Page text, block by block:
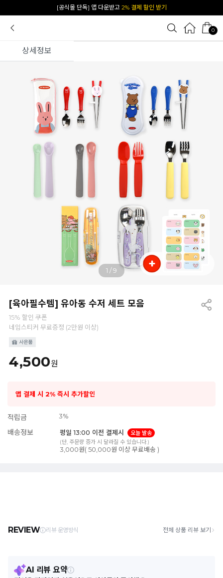
[공식몰 단독] 앱 다운받고 2% 결제 할인 받기
0
상세정보
1 /9
[육아필수템] 유아동 수저 세트 모음
15% 할인 쿠폰
네임스티커 무료증정 (2만원 이상)
4,500원
앱 결제 시 2% 즉시 추가할인
적립금 3%
배송정보 평일 13:00 이전 결제시
오늘 발송
(단, 주문량 증가 시 달라질 수 있습니다.)
3,000원( 50,000원 이상 무료배송 )